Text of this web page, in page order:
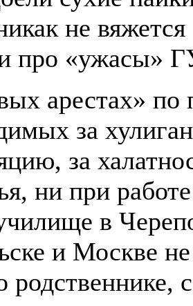
не
про «ужасы»
арестах» по
за
за
ни при
в
и Москве
родственнике,